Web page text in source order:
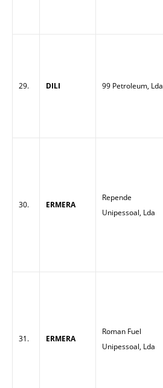
29. DILI 99 Petroleum, Lda
30. ERMERA
Repende
Unipessoal, Lda
31. ERMERA
Roman Fuel
Unipessoal, Lda